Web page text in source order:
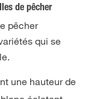
de pêcher
pêcher
qui se
une hauteur de